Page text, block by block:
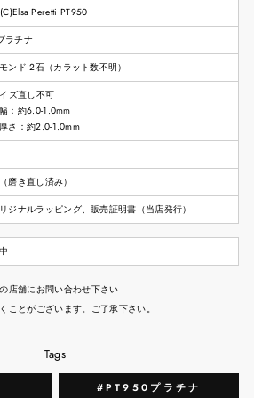
Peretti PT950
ラチナ
ンド 2石（カラット数不明）
ズ直し不可
：約6.0-1.0mm
さ：約2.0-1.0mm
磨き直し済み）
ジナルラッピング、販売証明書（当店発行）
店舗にお問い合わせ下さい
とがございます。ご了承下さい。
Tags
#PT950プラチナ